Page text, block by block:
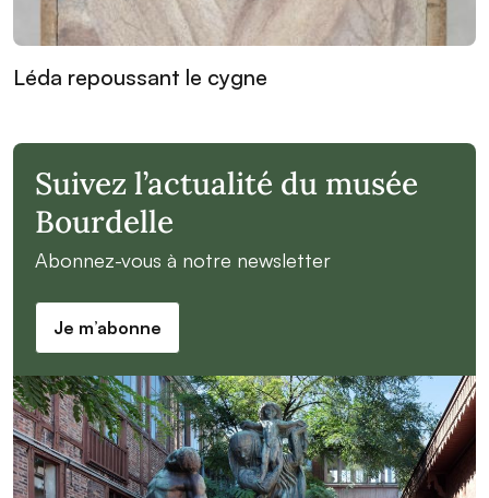
Léda repoussant le cygne
Suivez l’actualité du musée
Bourdelle
Abonnez-vous à notre newsletter
Je m’abonne